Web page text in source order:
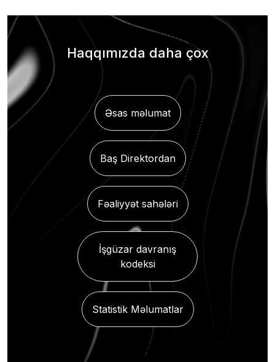
Haqqımızda daha çox
Əsas məlumat
Baş Direktordan
Fəaliyyət sahələri
İşgüzar davranış
kodeksi
Statistik Məlumatlar